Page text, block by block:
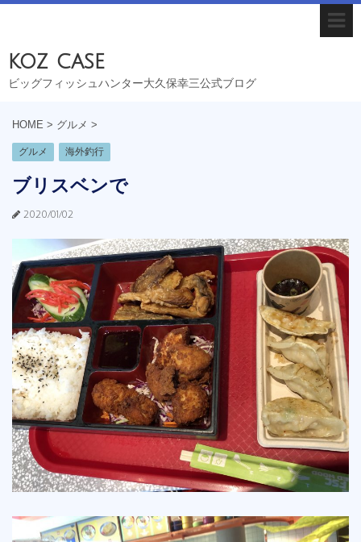
koz case
ビッグフィッシュハンター大久保幸三公式ブログ
HOME > グルメ >
グルメ 海外釣行
ブリスベンで
2020/01/02